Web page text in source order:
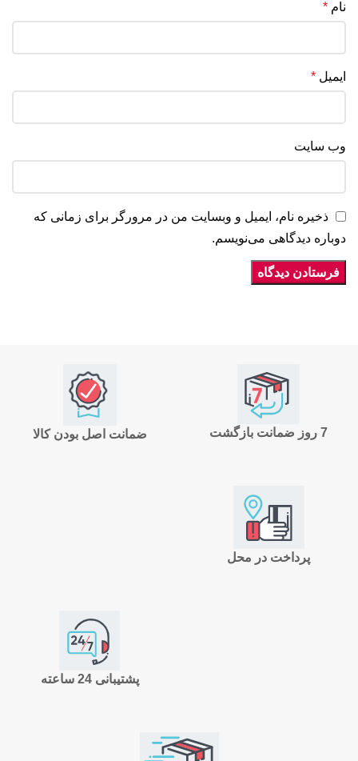
نام *
ایمیل *
وب‌ سایت
ذخیره نام، ایمیل و وبسایت من در مرورگر برای زمانی که
دوباره دیدگاهی می‌نویسم.
ضمانت اصل بودن کالا 7 روز ضمانت بازگشت
پرداخت در محل
پشتیبانی 24 ساعته